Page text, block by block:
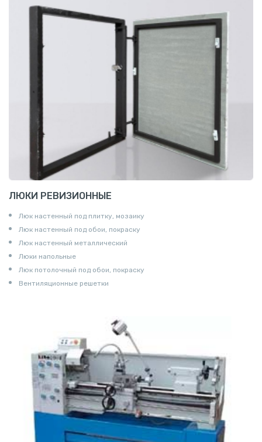
ЛЮКИ РЕВИЗИОННЫЕ
Люк настенный под плитку, мозаику
Люк настенный под обои, покраску
Люк настенный металлический
Люки напольные
Люк потолочный под обои, покраску
Вентиляционные решетки